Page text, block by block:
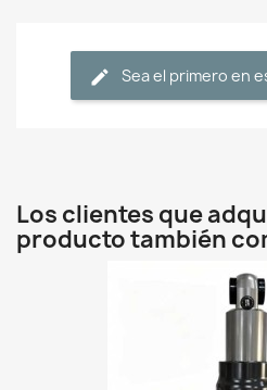
Sea el primero en
Los clientes que
producto también